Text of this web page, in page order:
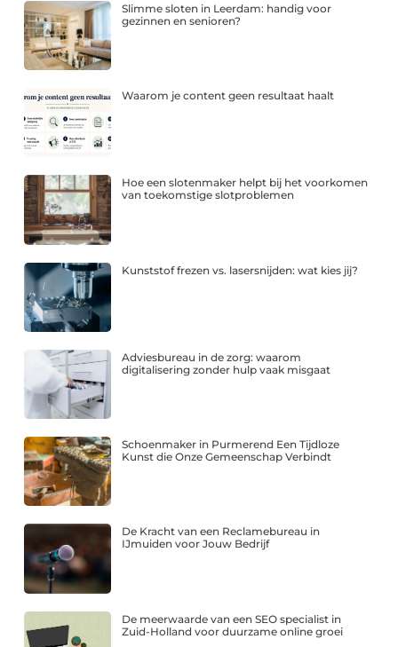
Slimme sloten in Leerdam: handig voor
gezinnen en senioren?
Waarom je content geen resultaat haalt
Hoe een slotenmaker helpt bij het voorkomen
van toekomstige slotproblemen
Kunststof frezen vs. lasersnijden: wat kies jij?
Adviesbureau in de zorg: waarom
digitalisering zonder hulp vaak misgaat
Schoenmaker in Purmerend Een Tijdloze
Kunst die Onze Gemeenschap Verbindt
De Kracht van een Reclamebureau in
IJmuiden voor Jouw Bedrijf
De meerwaarde van een SEO specialist in
Zuid-Holland voor duurzame online groei